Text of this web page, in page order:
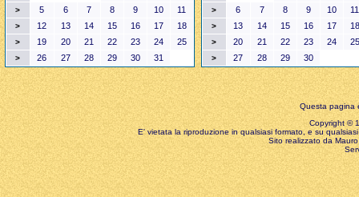
> 5 6 7 8 9 10 11
> 12 13 14 15 16 17 18
> 19 20 21 22 23 24 25
> 26 27 28 29 30 31
> 6 7 8 9 10 11
> 13 14 15 16 17 18
> 20 21 22 23 24 25
> 27 28 29 30
Questa pagina
Copyright ©
E' vietata la riproduzione in qualsiasi formato, e su
Sito realizzato da